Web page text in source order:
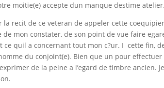
moitie(e) accepte dun manque destime
recit de ce veteran de appeler cette
de mon constater, de son point de vue faire
ce quil a concernant tout mon c?ur. I cette fin,
du conjoint(e). Bien que un pour
de la peine a l’egard de timbre ancien.